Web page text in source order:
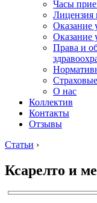
Часы
Лицензия
Оказание
Права и
О нас
Коллектив
Контакты
Отзывы
Статьи ›
Ксарелто и